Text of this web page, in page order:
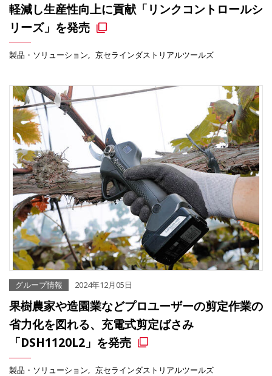
軽減し生産性向上に貢献「リンクコントロールシ
リーズ」を発売
製品・ソリューション 京セラインダストリアルツールズ
グループ情報 2024年12月05日
果樹農家や造園業などプロユーザーの剪定作業の
省力化を図れる、充電式剪定ばさみ
「DSH1120L2」を発売
製品・ソリューション 京セラインダストリアルツールズ